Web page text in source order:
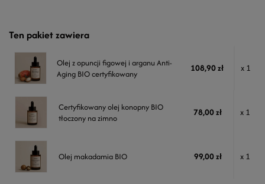
Ten pakiet zawiera
Olej z opuncji figowej i arganu Anti-
Aging BIO certyfikowany
108,90 zł x 1
Certyfikowany olej konopny BIO
tłoczony na zimno
78,00 zł x 1
Olej makadamia BIO 99,00 zł x 1